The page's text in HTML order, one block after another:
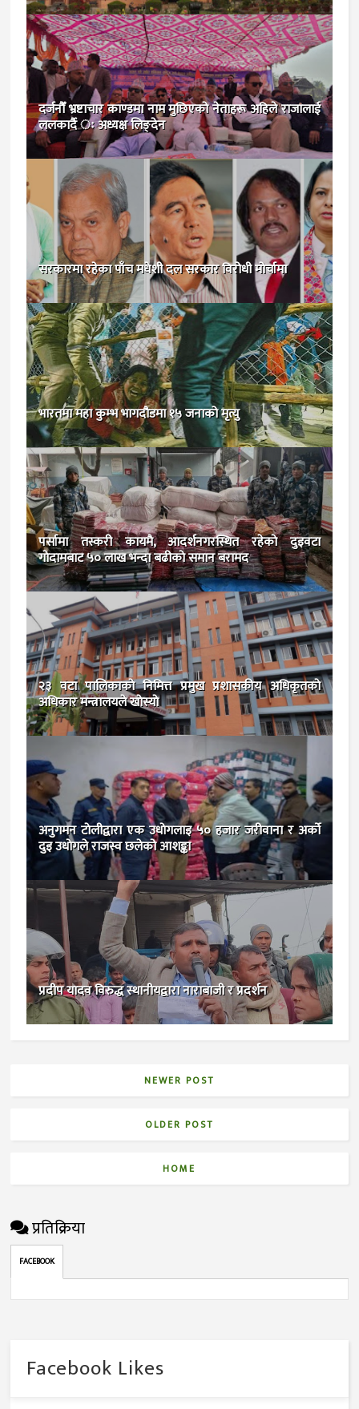
दर्जनौँ भ्रष्टाचार काण्डमा नाम मुछिएको नेताहरू अहिले राजालाई
ललकार्दै ः अध्यक्ष लिङ्देन
सरकारमा रहेका पाँच मधेशी दल सरकार विरोधी मोर्चामा
भारतमा महा कुम्भ भागदौडमा १५ जनाको मृत्यु
पर्सामा तस्करी कायमै, आदर्शनगरस्थित रहेकाे दुइवटा
गाेदामबाट ५० लाख भन्दा बढीकाे समान बरामद
२३ वटा पालिकाकाे निमित्त प्रमुख प्रशासकीय अधिकृतकाे
अधिकार मन्त्रालयले खाेस्याे
अनुगमन टाेलीद्वारा एक उधाेगलाइ ५० हजार जरीवाना र अर्काे
दुइ उधाेगले राजस्व छलेको आशङ्का
प्रदीप यादव विरुद्ध स्थानीयद्वारा नाराबाजी र प्रदर्शन
NEWER POST
OLDER POST
HOME
प्रतिक्रिया
FACEBOOK
Facebook Likes